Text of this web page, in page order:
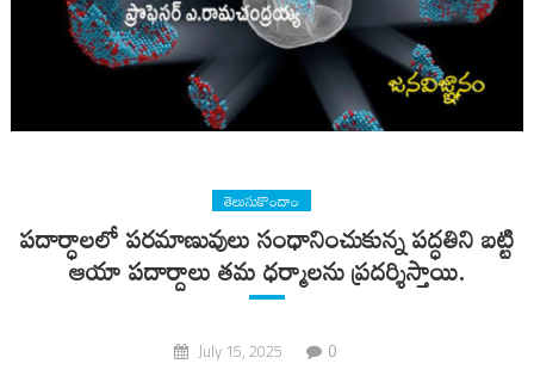
తెలుసుకొందాం
పదార్ధాలలో పరమాణువులు సంధానించుకున్న పద్ధతిని బట్టి
ఆయా పదార్దాలు తమ ధర్మాలను ప్రదర్శిస్తాయి.
July 15, 2025 0